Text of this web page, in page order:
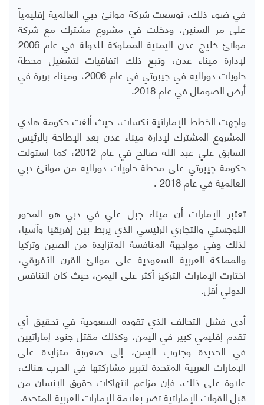
في ضوء ذلك، توسعت شركة موانئ دبي العالمية إقليمياً
على مر السنين، ودخلت في مشروع مشترك مع شركة
موانئ خليج عدن اليمنية المملوكة للدولة في عام 2006
لإدارة ميناء عدن، وتبع ذلك اتفاقيات لتشغيل محطة
حاويات دوراليه في جيبوتي في عام 2006، وميناء بربرة في
أرض الصومال في عام 2018
.
واجهت الخطط الإماراتية نكسات، حيث ألغت حكومة هادي
المشروع المشترك لإدارة ميناء عدن بعد الإطاحة بالرئيس
السابق علي عبد الله صالح في عام 2012، كما استولت
حكومة جيبوتي على محطة حاويات دوراليه من موانئ دبي
العالمية في عام 2018 .
تعتبر الإمارات أن ميناء جبل علي في دبي هو المحور
اللوجستي والتجاري الرئيسي الذي يربط بين إفريقيا وآسيا،
لذلك وفي مواجهة المنافسة المتزايدة من الصين وتركيا
والمملكة العربية السعودية على موانئ القرن الأفريقي،
اختارت الإمارات التركيز أكثر على اليمن، حيث كان التنافس
الدولي أقل.
أدى فشل التحالف الذي تقوده السعودية في تحقيق أي
تقدم إقليمي كبير في اليمن، وكذلك مقتل جنود إماراتيين
في الحديدة وجنوب اليمن، إلى صعوبة متزايدة على
الإمارات العربية المتحدة لتبرير مشاركتها في الحرب هناك،
علاوة على ذلك، فإن مزاعم انتهاكات حقوق الإنسان من
قبل القوات الإماراتية تضر بعلامة الإمارات العربية المتحدة.